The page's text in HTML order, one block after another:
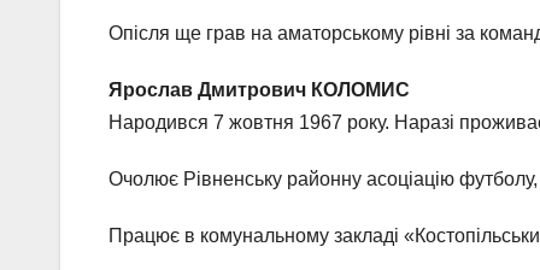
Опісля ще грав на аматорському рівні за
Ярослав Дмитрович КОЛОМИС
Народився 7 жовтня 1967 року. Наразі
Очолює Рівненську районну асоціацію
Працює в комунальному закладі